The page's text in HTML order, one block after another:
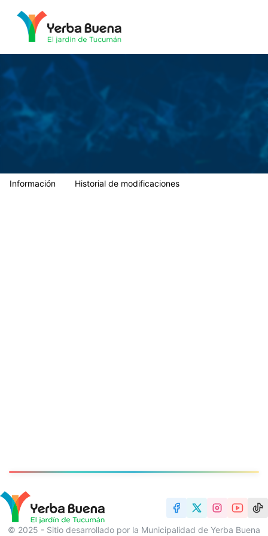
Información Historial de modificaciones
© 2025 - Sitio desarrollado por la Municipalidad de Yerba Buena